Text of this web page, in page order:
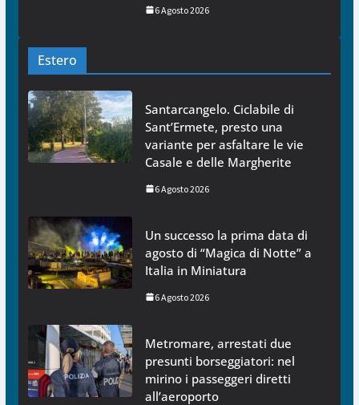
6 Agosto 2026
Estero
Santarcangelo. Ciclabile di
Sant’Ermete, presto una
variante per asfaltare le vie
Casale e delle Margherite
6 Agosto 2026
Un successo la prima data di
agosto di “Magica di Notte” a
Italia in Miniatura
6 Agosto 2026
Metromare, arrestati due
presunti borseggiatori: nel
mirino i passeggeri diretti
all’aeroporto